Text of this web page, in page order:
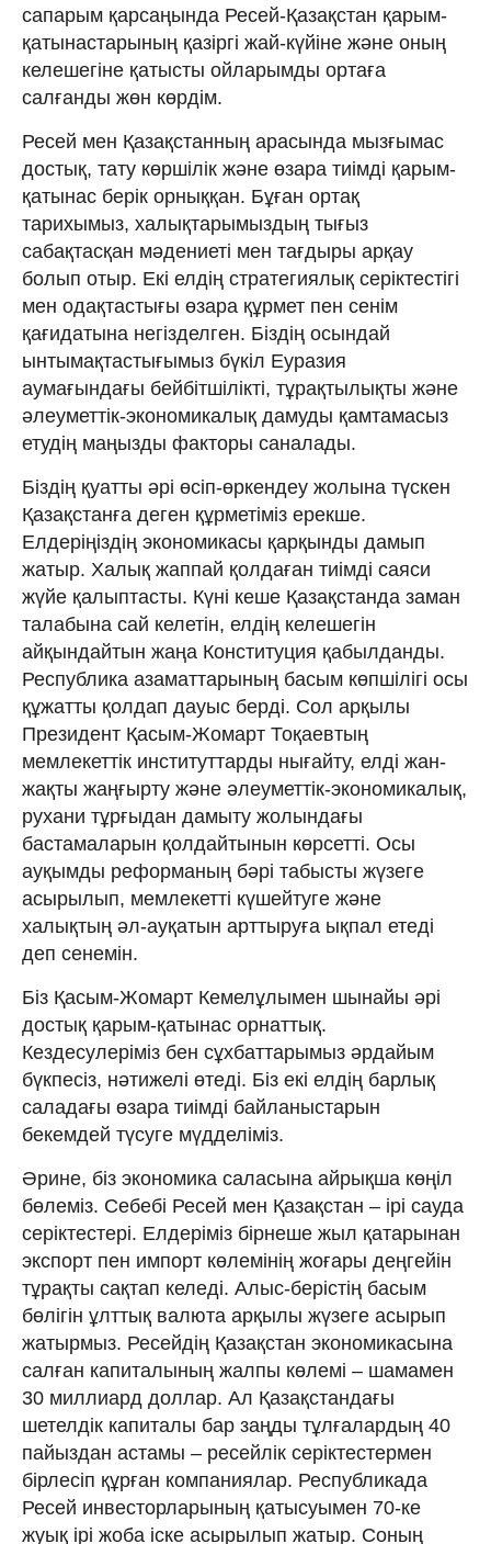
сапарым қарсаңында Ресей-Қазақстан қарым-
қатынастарының қазіргі жай-күйіне және оның
келешегіне қатысты ойларымды ортаға
салғанды жөн көрдім.
­Ресей мен Қазақстанның арасында мызғымас
достық, тату көршілік және өзара тиімді қарым-
қатынас берік орныққан. Бұған ортақ
тарихымыз, халықтарымыздың тығыз
сабақтасқан мәдениеті мен тағдыры арқау
болып отыр. Екі елдің стратегиялық серіктестігі
мен одақтастығы өзара құрмет пен сенім
қағидатына негізделген. Біздің осындай
ынтымақтастығымыз бүкіл Еуразия
аумағындағы бейбітшілікті, тұрақтылықты және
әлеуметтік-экономикалық дамуды қамтамасыз
етудің маңызды факторы саналады.
Біздің қуатты әрі өсіп-өркендеу жолына түскен
Қазақстанға деген құрметіміз ерекше.
Елдеріңіздің экономикасы қарқынды дамып
жатыр. Халық жаппай қолдаған тиімді ­саяси
жүйе қалыптасты. Күні кеше Қазақстанда заман
талабына сай келетін, елдің келешегін
айқындайтын жаңа Конституция қабылданды.
Республика азаматтарының басым көпшілігі осы
құжатты қолдап дауыс берді. Сол арқылы
Президент Қасым-Жомарт Тоқаевтың
мемлекеттік институттарды нығайту, елді жан-
жақты жаңғырту және әлеуметтік-экономикалық,
рухани тұрғыдан дамыту жолындағы
бастамаларын қолдайтынын көрсетті. Осы
ауқымды реформаның бәрі табысты жүзеге
асырылып, мемлекетті күшейтуге және
халықтың әл-ауқатын арттыруға ықпал етеді
деп сенемін.
Біз Қасым-Жомарт Кемелұлымен шынайы әрі
достық қарым-қатынас орнаттық.
Кездесулеріміз бен сұхбаттарымыз әрдайым
бүкпесіз, нәтижелі өтеді. Біз екі елдің барлық
саладағы өзара тиімді байланыстарын
бекемдей түсуге мүдделіміз.
Әрине, біз экономика саласына айрықша көңіл
бөлеміз. Себебі Ресей мен Қазақстан – ірі сауда
серіктестері. Елдеріміз бірнеше жыл қатарынан
экспорт пен импорт көлемінің жоғары деңгейін
тұрақты сақтап келеді. Алыс-берістің басым
бөлігін ұлттық валюта арқылы жүзеге асырып
жатырмыз. Ресейдің Қазақстан экономикасына
салған капиталының жалпы көлемі – шамамен
30 миллиард доллар. Ал Қазақстандағы
шетелдік капиталы бар заңды тұлғалардың 40
пайыздан астамы – ресейлік серіктестермен
бірлесіп құрған компаниялар. Республикада
Ресей инвесторларының қатысуымен 70-ке
жуық ірі жоба іске асырылып жатыр. Соның